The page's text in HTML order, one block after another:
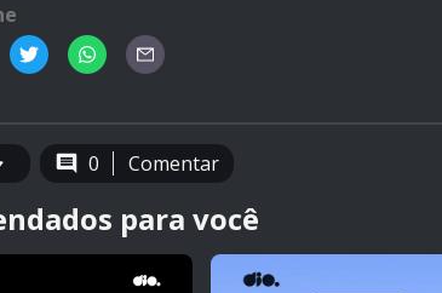
0 Comentar
para você